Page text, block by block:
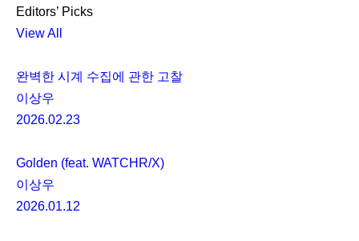
Editors’ Picks
View All
완벽한 시계 수집에 관한 고찰
이상우
2026.02.23
Golden (feat. WATCHR/X)
이상우
2026.01.12